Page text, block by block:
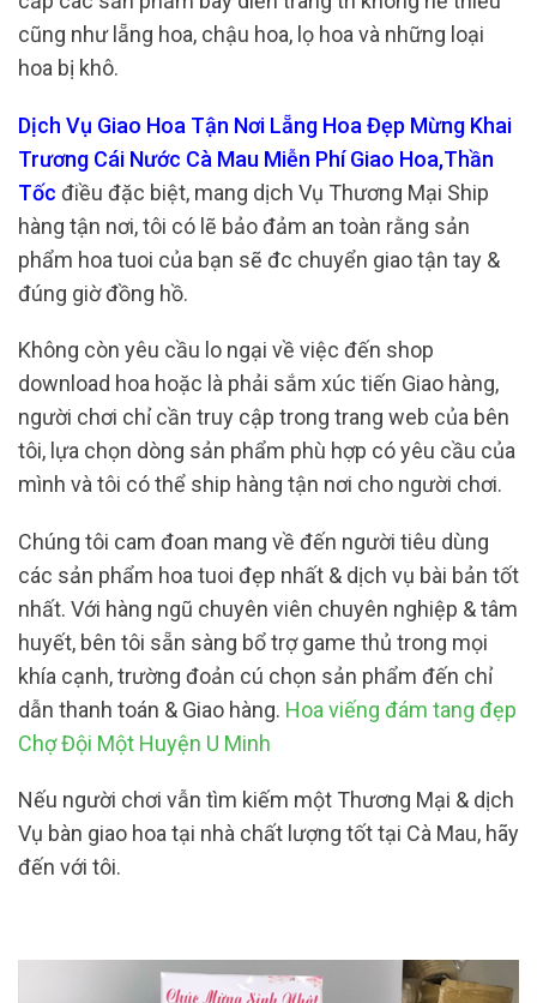
cũng như lẵng hoa, chậu hoa, lọ hoa và những loại
hoa bị khô.
Dịch Vụ Giao Hoa Tận Nơi Lẵng Hoa Đẹp Mừng Khai
Trương Cái Nước Cà Mau Miễn Phí Giao Hoa,Thần
Tốc điều đặc biệt, mang dịch Vụ Thương Mại Ship
hàng tận nơi, tôi có lẽ bảo đảm an toàn rằng sản
phẩm hoa tuoi của bạn sẽ đc chuyển giao tận tay &
đúng giờ đồng hồ.
Không còn yêu cầu lo ngại về việc đến shop
download hoa hoặc là phải sắm xúc tiến Giao hàng,
người chơi chỉ cần truy cập trong trang web của bên
tôi, lựa chọn dòng sản phẩm phù hợp có yêu cầu của
mình và tôi có thể ship hàng tận nơi cho người chơi.
Chúng tôi cam đoan mang về đến người tiêu dùng
các sản phẩm hoa tuoi đẹp nhất & dịch vụ bài bản tốt
nhất. Với hàng ngũ chuyên viên chuyên nghiệp & tâm
huyết, bên tôi sẵn sàng bổ trợ game thủ trong mọi
khía cạnh, trường đoản cú chọn sản phẩm đến chỉ
dẫn thanh toán & Giao hàng. Hoa viếng đám tang đẹp
Chợ Đội Một Huyện U Minh
Nếu người chơi vẫn tìm kiếm một Thương Mại & dịch
Vụ bàn giao hoa tại nhà chất lượng tốt tại Cà Mau, hãy
đến với tôi.